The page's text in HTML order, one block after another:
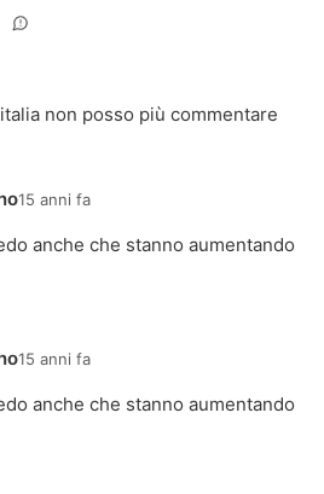
non posso più commentare
15 anni fa
anche che stanno aumentando
15 anni fa
anche che stanno aumentando